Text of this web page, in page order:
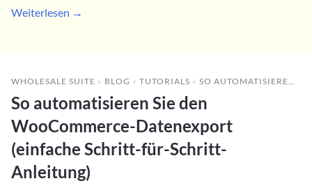
Weiterlesen →
WHOLESALE SUITE » BLOG » TUTORIALS » SO AUTOMATISIEREN SIE DEN WOOCOMMERCE-DATENEXPORT (EINFACHE SCHRITT-FÜR-SCHRITT-ANLEITUNG)
So automatisieren Sie den
WooCommerce-Datenexport
(einfache Schritt-für-Schritt-
Anleitung)